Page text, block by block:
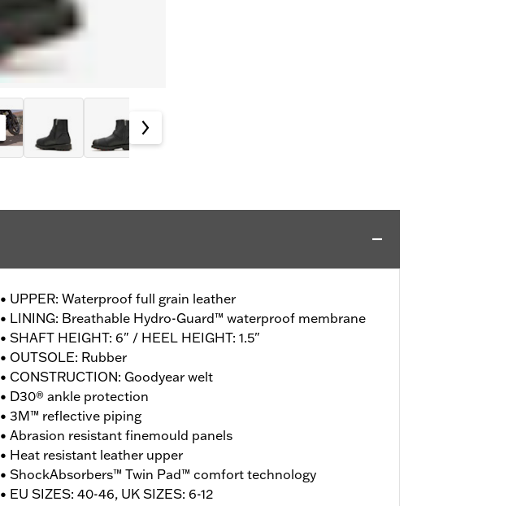
• UPPER: Waterproof full grain leather
• LINING: Breathable Hydro-Guard™ waterproof membrane
• SHAFT HEIGHT: 6" / HEEL HEIGHT: 1.5"
• OUTSOLE: Rubber
• CONSTRUCTION: Goodyear welt
• D30® ankle protection
• 3M™ reflective piping
• Abrasion resistant finemould panels
• Heat resistant leather upper
• ShockAbsorbers™ Twin Pad™ comfort technology
• EU SIZES: 40-46, UK SIZES: 6-12